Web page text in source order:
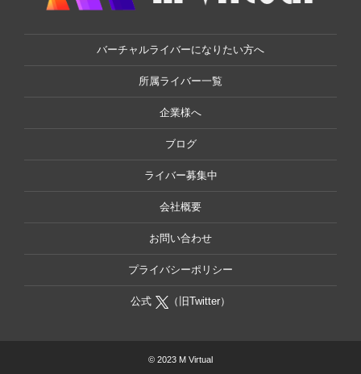
バーチャルライバーになりたい方へ
所属ライバー一覧
企業様へ
ブログ
ライバー募集中
会社概要
お問い合わせ
プライバシーポリシー
公式 （旧Twitter）
© 2023 M Virtual